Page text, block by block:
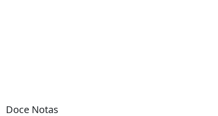
Doce Notas